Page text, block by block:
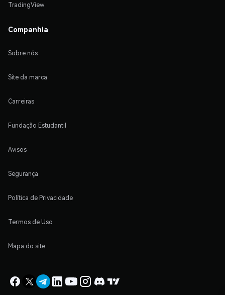
TradingView
Companhia
Sobre nós
Site da marca
Carreiras
Fundação Estudantil
Avisos
Segurança
Política de Privacidade
Termos de Uso
Mapa do site